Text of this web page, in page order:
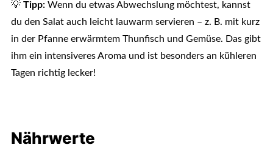
💡 Tipp:Wenn du etwas Abwechslung möchtest, kannst
du den Salat auch leicht lauwarm servieren – z. B. mit kurz
in der Pfanne erwärmtem Thunfisch und Gemüse. Das gibt
ihm ein intensiveres Aroma und ist besonders an kühleren
Tagen richtig lecker!
Nährwerte